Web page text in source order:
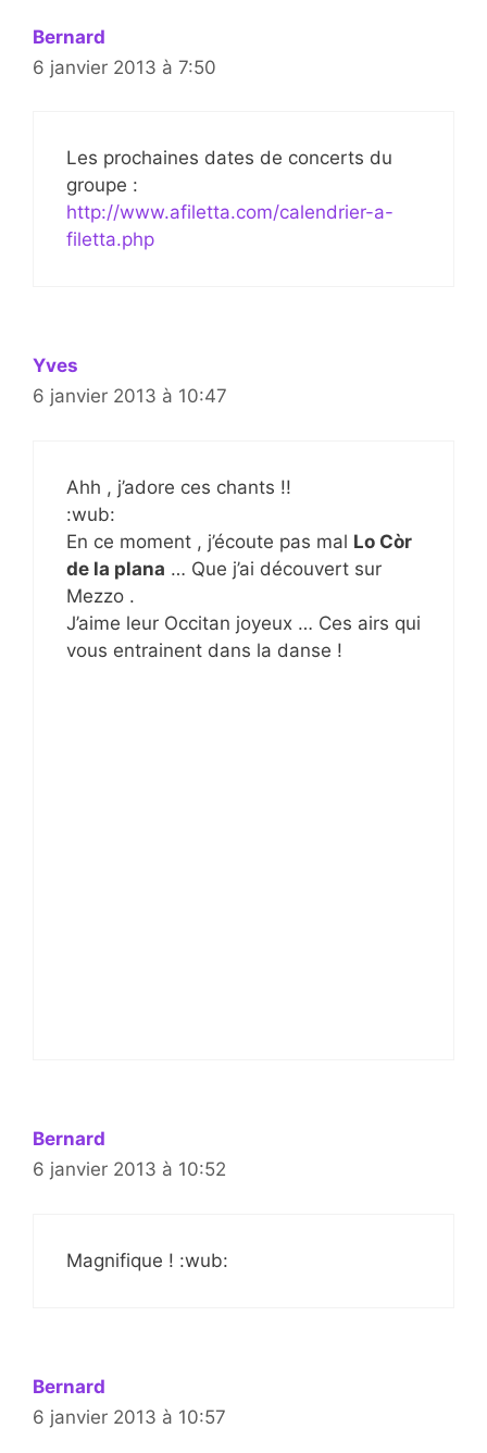
Bernard
6 janvier 2013 à 7:50
Les prochaines dates de concerts du
groupe :
http://www.afiletta.com/calendrier-a-
filetta.php
Yves
6 janvier 2013 à 10:47
Ahh , j’adore ces chants !!
:wub:
En ce moment , j’écoute pas mal Lo Còr
de la plana … Que j’ai découvert sur
Mezzo .
J’aime leur Occitan joyeux … Ces airs qui
vous entrainent dans la danse !
Bernard
6 janvier 2013 à 10:52
Magnifique ! :wub:
Bernard
6 janvier 2013 à 10:57